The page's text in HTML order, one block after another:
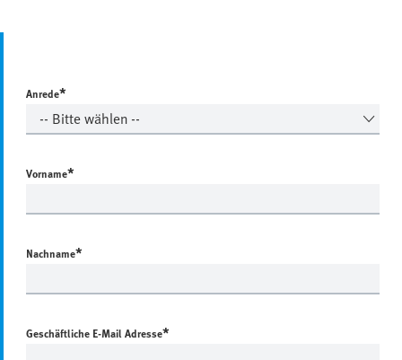
Anrede*
Vorname*
Nachname*
Geschäftliche E-Mail Adresse*